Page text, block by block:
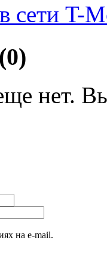
T-
нет.
на e-mail.